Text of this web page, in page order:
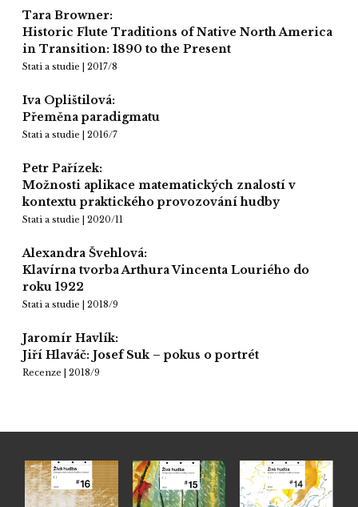
Tara Browner:
Historic Flute Traditions of Native North America
in Transition: 1890 to the Present
Stati a studie | 2017/8
Iva Oplištilová:
Přeměna paradigmatu
Stati a studie | 2016/7
Petr Pařízek:
Možnosti aplikace matematických znalostí v
kontextu praktického provozování hudby
Stati a studie | 2020/11
Alexandra Švehlová:
Klavírna tvorba Arthura Vincenta Louriého do
roku 1922
Stati a studie | 2018/9
Jaromír Havlík:
Jiří Hlaváč: Josef Suk – pokus o portrét
Recenze | 2018/9